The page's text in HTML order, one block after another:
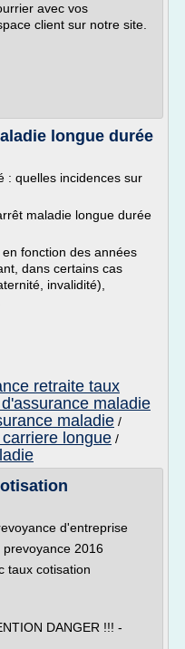
avec vos
client sur notre site.
longue durée
: quelles incidences sur
maladie longue durée
fonction des années
dans certains cas
invalidité),
retraite taux
maladie
maladie /
longue /
d'entreprise
2016
taux cotisation
DANGER !!! -